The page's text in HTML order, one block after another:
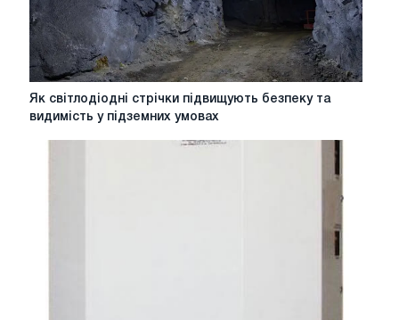
Як
світлодіодні
Як світлодіодні стрічки підвищують безпеку та
видимість у підземних умовах